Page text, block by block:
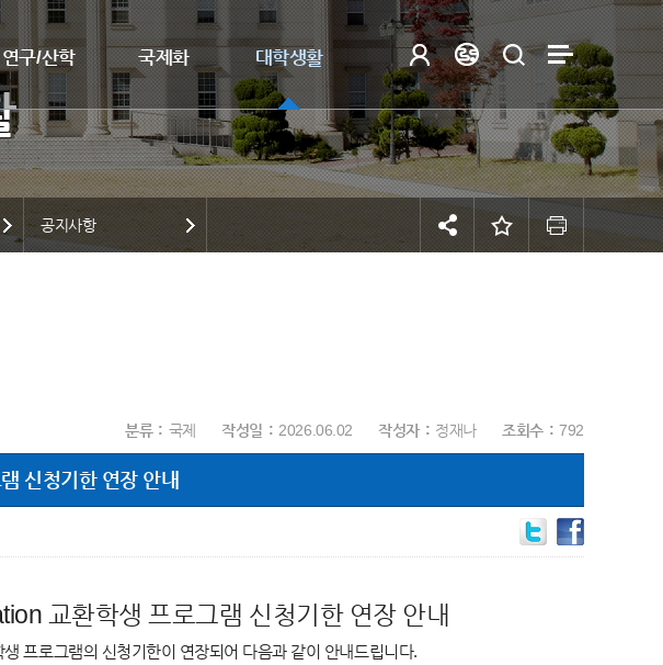
연구/산학 국제화 대학생활
공지사항
분류 국제 작성일 2026.06.02 작성자 정재나 조회수 792
신청기한 연장 안내
교환학생 프로그램 신청기한 연장 안내
프로그램의 신청기한이 연장되어 다음과 같이 안내드립니다.